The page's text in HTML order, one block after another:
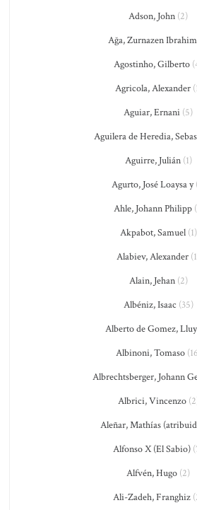
Adson, John (2)
Ağa, Zurnazen Ibrahim
Agostinho, Gilberto
Agricola, Alexander
Aguiar, Ernani (5)
Aguilera de Heredia,
Aguirre, Julián(1)
Agurto, José Loaysa y
Ahle, Johann Philipp
Akpabot, Samuel(1)
Alabiev, Alexander
Alain, Jehan(2)
Albéniz, Isaac (35)
Alberto de Gomez,
Albinoni, Tomaso
Albrechtsberger, Johann
Albrici, Vincenzo
Aleñar, Mathías
Alfonso X (El Sabio)
Alfvén, Hugo (2)
Ali-Zadeh, Franghiz